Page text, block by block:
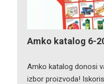
Amko katalog 6-
Amko katalog donosi
izbor proizvoda!